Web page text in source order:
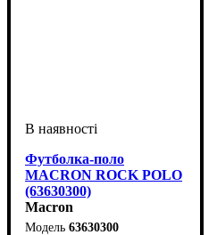
Футболка-поло
MACRON ROCK POLO
(63630300)
Macron
63630300